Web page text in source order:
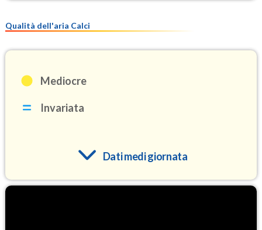
Qualità dell'aria Calci
Mediocre
Invariata
Dati medi giornata